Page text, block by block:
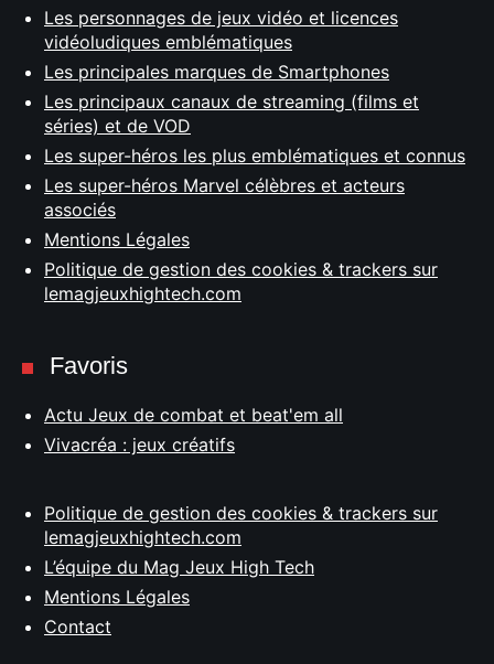
Les personnages de jeux vidéo et licences
vidéoludiques emblématiques
Les principales marques de Smartphones
Les principaux canaux de streaming (films et
séries) et de VOD
Les super-héros les plus emblématiques et connus
Les super-héros Marvel célèbres et acteurs
associés
Mentions Légales
Politique de gestion des cookies & trackers sur
lemagjeuxhightech.com
Favoris
Actu Jeux de combat et beat'em all
Vivacréa : jeux créatifs
Politique de gestion des cookies & trackers sur
lemagjeuxhightech.com
L’équipe du Mag Jeux High Tech
Mentions Légales
Contact